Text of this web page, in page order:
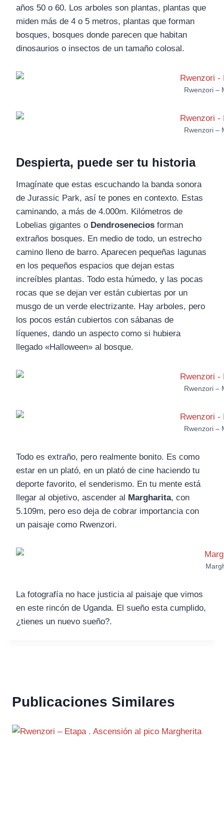
años 50 o 60. Los arboles son plantas, plantas que
miden más de 4 o 5 metros, plantas que forman
bosques, bosques donde parecen que habitan
dinosaurios o insectos de un tamaño colosal.
Rwenzori –
Rwenzori –
Despierta, puede ser tu historia
Imagínate que estas escuchando la banda sonora
de Jurassic Park, así te pones en contexto. Estas
caminando, a más de 4.000m. Kilómetros de
Lobelias gigantes o Dendrosenecios forman
extraños bosques. En medio de todo, un estrecho
camino lleno de barro. Aparecen pequeñas lagunas
en los pequeños espacios que dejan estas
increíbles plantas. Todo esta húmedo, y las pocas
rocas que se dejan ver están cubiertas por un
musgo de un verde electrizante. Hay arboles, pero
los pocos están cubiertos con sábanas de
líquenes, dando un aspecto como si hubiera
llegado «Halloween» al bosque.
Rwenzori –
Rwenzori –
Todo es extraño, pero realmente bonito. Es como
estar en un plató, en un plató de cine haciendo tu
deporte favorito, el senderismo. En tu mente está
llegar al objetivo, ascender al Margharita, con
5.109m, pero eso deja de cobrar importancia con
un paisaje como Rwenzori.
La fotografía no hace justicia al paisaje que vimos
en este rincón de Uganda. El sueño esta cumplido,
¿tienes un nuevo sueño?.
Publicaciones Similares